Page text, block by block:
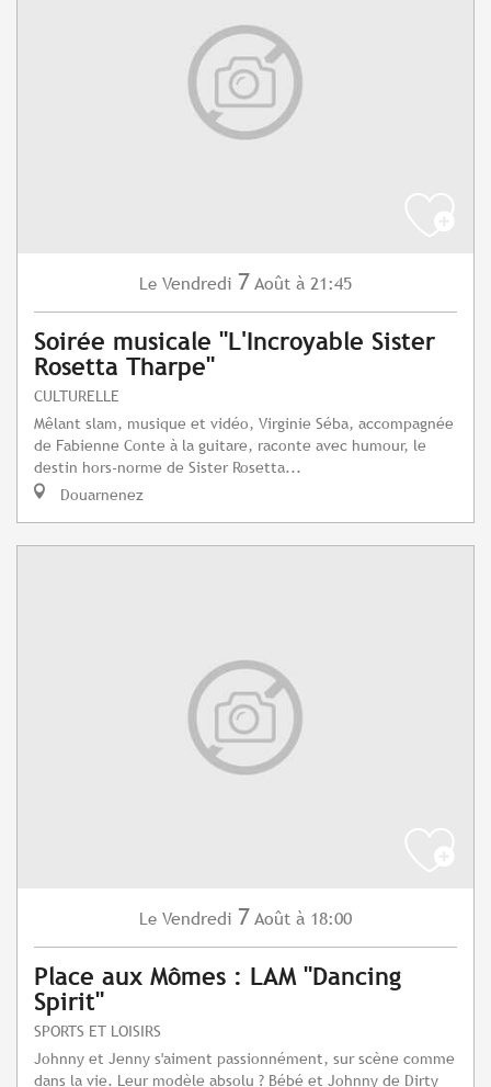
Le Vendredi 7 Août à 21:45
Soirée musicale "L'Incroyable Sister
Rosetta Tharpe"
CULTURELLE
Mêlant slam, musique et vidéo, Virginie Séba, accompagnée
de Fabienne Conte à la guitare, raconte avec humour, le
destin hors-norme de Sister Rosetta...
Douarnenez
Le Vendredi 7 Août à 18:00
Place aux Mômes : LAM "Dancing
Spirit"
SPORTS ET LOISIRS
Johnny et Jenny s'aiment passionnément, sur scène comme
dans la vie. Leur modèle absolu ? Bébé et Johnny de Dirty